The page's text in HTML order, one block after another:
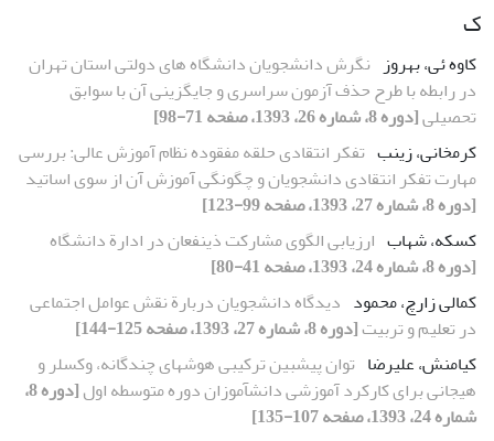
ک
کاوه ئی، بهروز نگرش دانشجویان دانشگاه های دولتی استان تهران
در رابطه با طرح حذف آزمون سراسری و جایگزینی آن با سوابق
تحصیلی[دوره 8، شماره 26، 1393، صفحه 71-98]
کرمخانی، زینب تفکر انتقادی حلقه مفقوده نظام آموزش عالی: بررسی
مهارت تفکر انتقادی دانشجویان و چگونگی آموزش آن از سوی اساتید
[دوره 8، شماره 27، 1393، صفحه 99-123]
کسکه، شهاب ارزیابی الگوی مشارکت ذینفعان در ادارة دانشگاه
[دوره 8، شماره 24، 1393، صفحه 41-80]
کمالی زارچ، محمود دیدگاه دانشجویان دربارة نقش عوامل اجتماعی
در تعلیم و تربیت[دوره 8، شماره 27، 1393، صفحه 125-144]
کیامنش، علیرضا توان پیشبین ترکیبی هوشهای چندگانه، وکسلر و
هیجانی برای کارکرد آموزشی دانشآموزان دوره متوسطه اول
[دوره 8،
شماره 24، 1393، صفحه 107-135]